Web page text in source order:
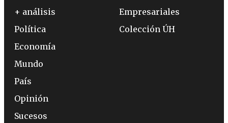
+ análisis
Política
Economía
Mundo
País
Opinión
Sucesos
Empresariales
Colección ÚH